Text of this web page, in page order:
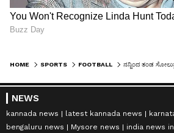
HOME SPORTS FOOTBALL
NEWS
kannada news latest kannada news
bengaluru news
Mysore news
india news